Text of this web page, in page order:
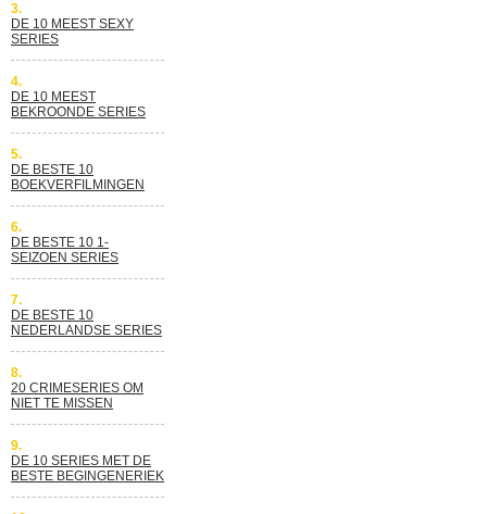
3.
DE 10 MEEST SEXY
SERIES
4.
DE 10 MEEST
BEKROONDE SERIES
5.
DE BESTE 10
BOEKVERFILMINGEN
6.
DE BESTE 10 1-
SEIZOEN SERIES
7.
DE BESTE 10
NEDERLANDSE SERIES
8.
20 CRIMESERIES OM
NIET TE MISSEN
9.
DE 10 SERIES MET DE
BESTE BEGINGENERIEK